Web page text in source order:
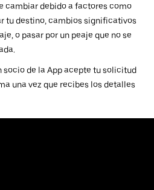
cambiar debido a factores como
tu destino, cambios significativos
o pasar por un peaje que no se
socio de la App acepte tu solicitud
una vez que recibes los detalles